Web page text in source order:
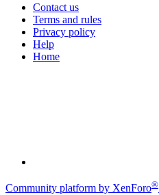
Contact us
Terms and rules
Privacy policy
Help
Home
Community platform by XenForo®